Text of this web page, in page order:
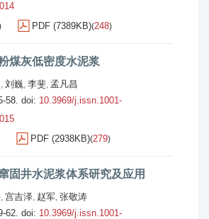
PDF (7389KB)(248)
煤灰低密度水泥浆
, 刘巍, 李斐, 孟凡昌
58. doi: 10.3969/j.issn.1001-
PDF (2938KB)(279)
固井水泥浆体系研究及应用
, 宫吉泽, 赵军, 张敬涛
62. doi: 10.3969/j.issn.1001-